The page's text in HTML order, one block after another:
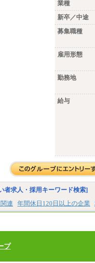
業種
新卒／中途
募集職種
雇用形態
勤務地
給与
者求人・採用キーワード検索]
連 年間休日120日以上の企業
プ